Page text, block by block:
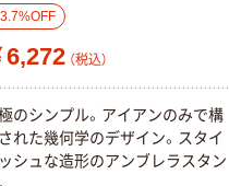
6,272 （税込）
のシンプル。アイアンのみで構
れた幾何学のデザイン。スタイ
シュな造形のアンブレラスタン
形 アルカリ乾
電池 北欧パッ
ケージ アスク
￥140~
プライス
ティッシュペー